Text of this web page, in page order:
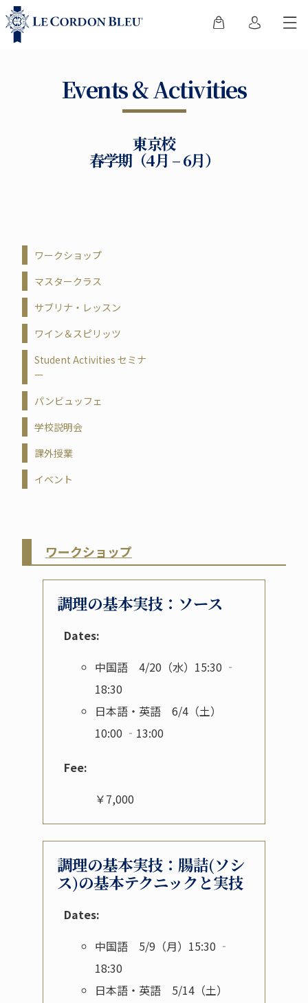
Events & Activities
東京校
春学期（4月 – 6月）
ワークショップ
マスタークラス
サブリナ・レッスン
ワイン＆スピリッツ
Student Activities セミナ
ー
パンビュッフェ
学校説明会
課外授業
イベント
ワークショップ
調理の基本実技：ソース
Dates:
中国語 4/20（水）15:30 ‐
18:30
日本語・英語 6/4（土）
10:00 ‐13:00
Fee:
￥7,000
調理の基本実技：腸詰(ソシ
ス)の基本テクニックと実技
Dates:
中国語 5/9（月）15:30 ‐
18:30
日本語・英語 5/14（土）